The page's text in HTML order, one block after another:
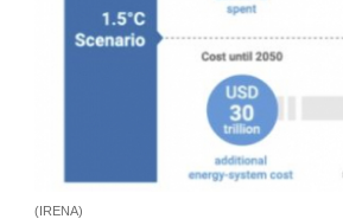
(IRENA)